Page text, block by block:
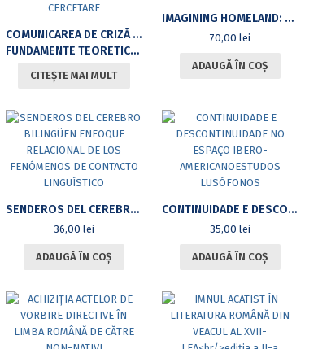
COMUNICAREA DE CRIZĂ ÎN DOMENIUL ALIMENTAR
FUNDAMENTE TEORETICE ȘI DIRECȚII DE CERCETARE
CITEȘTE MAI MULT
IMAGINING HOMELAND: PALMYRA’S (IN)TANGIBLE HERITAGE AND THE VOICES OF DISPLACEMENT
70,00 lei
ADAUGĂ ÎN COȘ
SENDEROS DEL CEREBRO BILINGÜEN ENFOQUE RELACIONAL DE LOS FENÓMENOS DE CONTACTO LINGÜÍSTICO
36,00 lei
ADAUGĂ ÎN COȘ
CONTINUIDADE E DESCONTINUIDADE NO ESPAÇO IBERO-AMERICANOESTUDOS LUSÓFONOS
35,00 lei
ADAUGĂ ÎN COȘ